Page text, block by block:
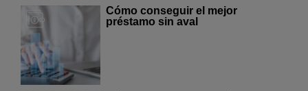
Cómo conseguir el mejor
préstamo sin aval